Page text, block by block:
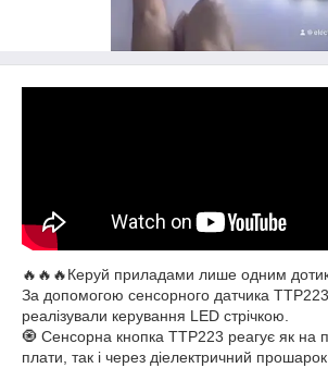
🔥🔥🔥Керуй приладами лише одним
За допомогою сенсорного датчика
реалізували керування LED стрічкою.
🧿 Сенсорна кнопка ТТР223 реагує як на
плати, так і через діелектричний